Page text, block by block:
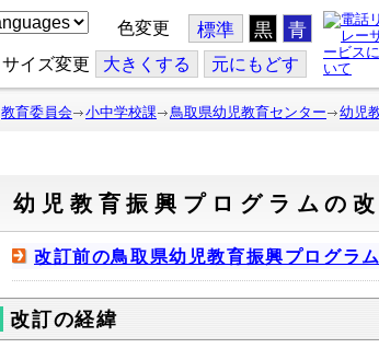
色変更 標準 黒 青
サイズ変更 大きくする 元にもどす
教育委員会 小中学校課 鳥取県幼児教育センター 幼児
幼児教育振興プログラムの
改訂前の鳥取県幼児教育振興プログラ
改訂の経緯